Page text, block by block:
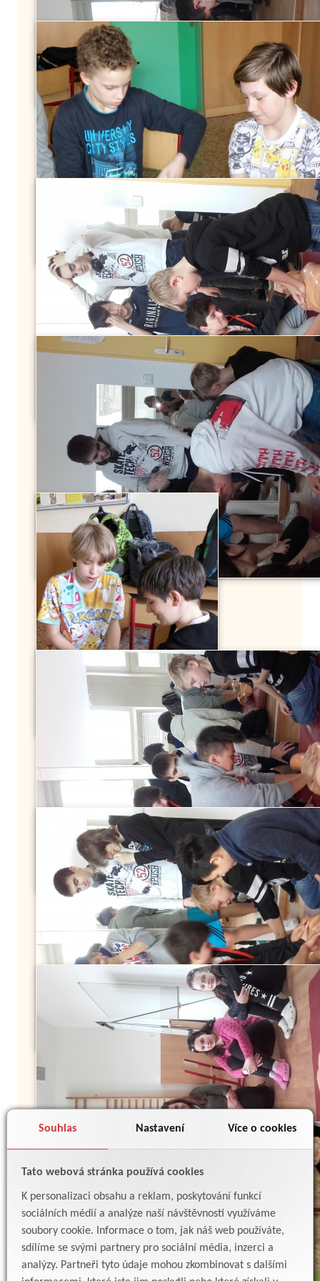
Souhlas Nastavení Více o cookies
Tato webová stránka používá cookies
K personalizaci obsahu a reklam, poskytování funkcí
sociálních médií a analýze naší návštěvnosti využíváme
soubory cookie. Informace o tom, jak náš web používáte,
sdílíme se svými partnery pro sociální média, inzerci a
analýzy. Partneři tyto údaje mohou zkombinovat s dalšími